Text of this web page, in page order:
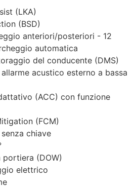
(LKA)
(BSD)
anteriori/posteriori - 12
automatica
del conducente (DMS)
acustico esterno a bassa
(ACC) con funzione
(FCM)
chiave
(DOW)
elettrico